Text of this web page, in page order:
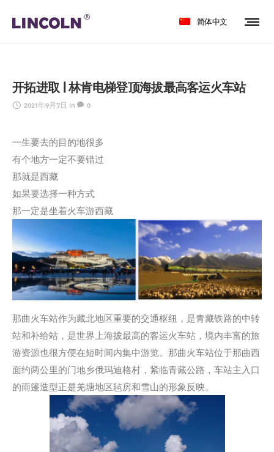
简体中文
开拓进取 | 林肯电梯登顶海拔最高客运火车站
2021年9月7日 in 0
一生要去的目的地很多
有个地方一定不要错过
那就是西藏
如果要选择一种方式
那一定是坐着火车游西藏
那曲火车站作为藏北地区重要的交通枢纽，是青藏铁路的中转
站和补给站，是世界上海拔最高的客运火车站，境内丰富的旅
游资源也很方便在短时间内集中游览。那曲火车站位于那曲西
面约两公里的门地乡俄玛迪格村，紧临青藏公路，车站主入口
的雨篷造型正是羌塘地区毡房和雪山的形象反映。